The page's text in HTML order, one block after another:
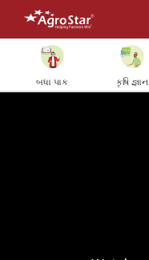
બધા પાક કૃષિ જ્ઞાન